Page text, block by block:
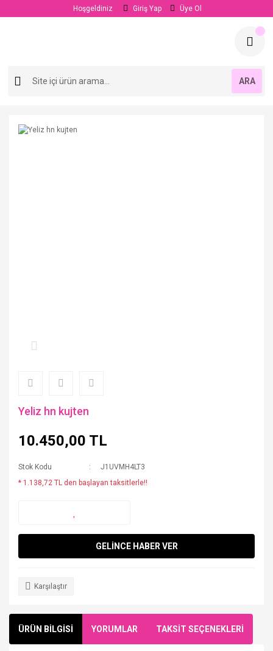
Hoşgeldiniz Giriş Yap Üye Ol
ARA
Yeliz hn kujten
10.450,00 TL
Stok Kodu
J1UVMH4LT3
* 1.138,72 TL den başlayan taksitlerle!!
GELİNCE HABER VER
Karşılaştır
ÜRÜN BİLGİSİ YORUMLAR TAKSİT SEÇENEKLERİ